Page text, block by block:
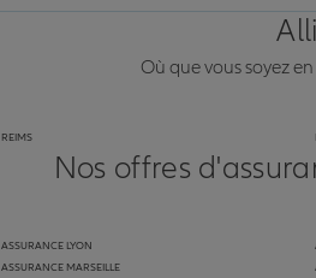
Où que vous soyez
REIMS
Nos offres
ASSURANCE LYON
ASSURANCE MARSEILLE